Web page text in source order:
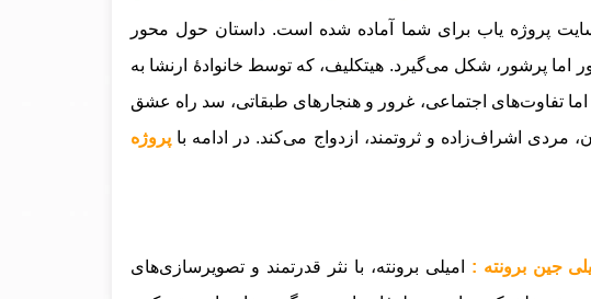
پروژه یاب برای شما آماده شده است. داستان حول محور
اما پرشور، شکل می‌گیرد. هیتکلیف، که توسط خانوادهٔ ارنشا به
تفاوت‌های اجتماعی، غرور و هنجارهای طبقاتی، سد راه عشق
مردی اشراف‌زاده و ثروتمند، ازدواج می‌کند. در ادامه با پروژه
جین برونته :
امیلی برونته، با نثر قدرتمند و تصویرسازی‌های